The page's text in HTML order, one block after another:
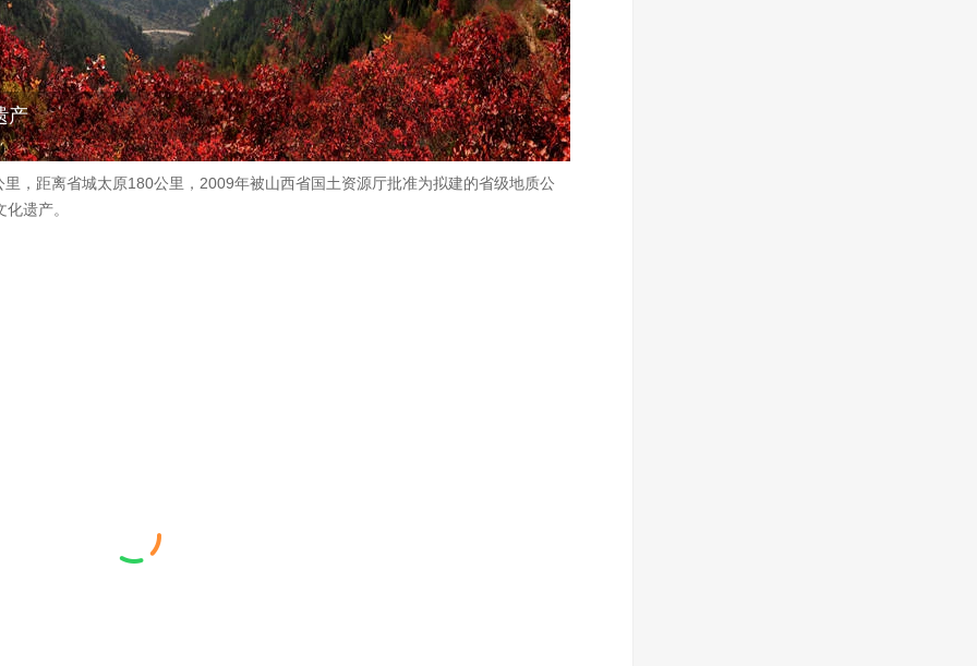
产
，距离省城太原180公里，2009年被山西省国土资源厅批准为拟建的省级地质公
遗产。